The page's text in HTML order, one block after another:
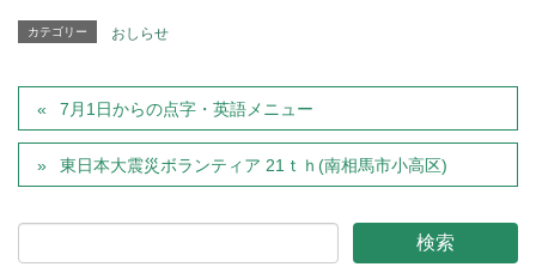
カテゴリー おしらせ
7月1日からの点字・英語メニュー
東日本大震災ボランティア 21ｔｈ(南相馬市小高区)